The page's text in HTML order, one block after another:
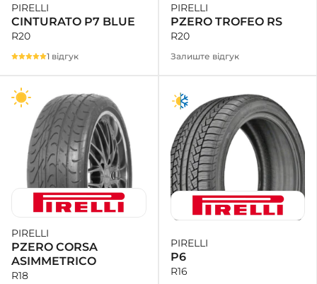
PIRELLI
CINTURATO P7 BLUE
R20
1 відгук
PIRELLI
PZERO TROFEO RS
R20
Залиште відгук
PIRELLI
PZERO CORSA
ASIMMETRICO
R18
PIRELLI
P6
R16